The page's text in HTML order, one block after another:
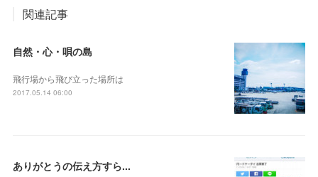
関連記事
自然・心・唄の島
飛行場から飛び立った場所は
2017.05.14 06:00
ありがとうの伝え方すら...